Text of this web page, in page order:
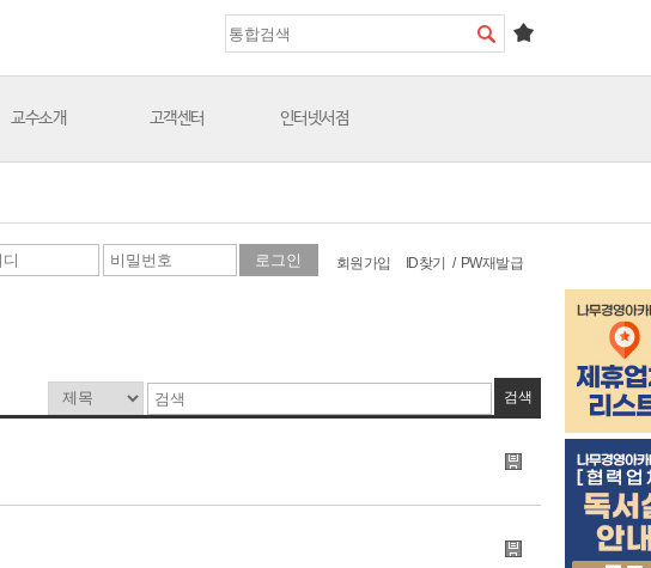
교수소개 고객센터 인터넷서점
회원가입 ID찾기 / PW재발급
검색